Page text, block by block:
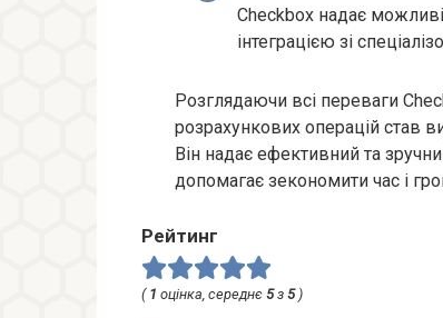
Checkbox надає
інтеграцією зі
Розглядаючи всі переваги
розрахункових операцій став
Він надає ефективний та
допомагає зекономити час і
Рейтинг
( 1 оцінка, середнє 5з 5)